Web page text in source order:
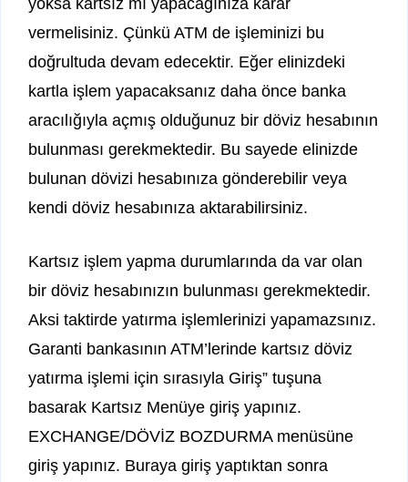
yoksa kartsız mı yapacağınıza karar
vermelisiniz. Çünkü ATM de işleminizi bu
doğrultuda devam edecektir. Eğer elinizdeki
kartla işlem yapacaksanız daha önce banka
aracılığıyla açmış olduğunuz bir döviz hesabının
bulunması gerekmektedir. Bu sayede elinizde
bulunan dövizi hesabınıza gönderebilir veya
kendi döviz hesabınıza aktarabilirsiniz.
Kartsız işlem yapma durumlarında da var olan
bir döviz hesabınızın bulunması gerekmektedir.
Aksi taktirde yatırma işlemlerinizi yapamazsınız.
Garanti bankasının ATM’lerinde kartsız döviz
yatırma işlemi için sırasıyla Giriş” tuşuna
basarak Kartsız Menüye giriş yapınız.
EXCHANGE/DÖVİZ BOZDURMA menüsüne
giriş yapınız. Buraya giriş yaptıktan sonra